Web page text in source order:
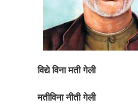
विद्ये विना मती गेली
मतीविना नीती गेली